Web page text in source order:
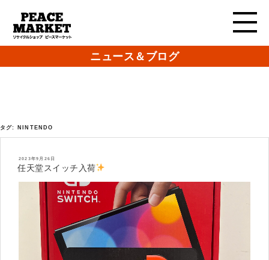
ニュース＆ブログ
タグ: NINTENDO
投
稿
2023年9月26日
任天堂スイッチ入荷